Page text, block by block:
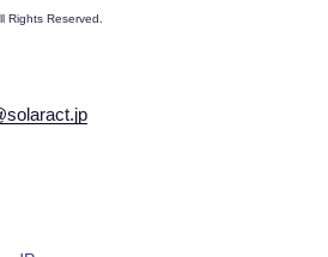
Rights Reserved.